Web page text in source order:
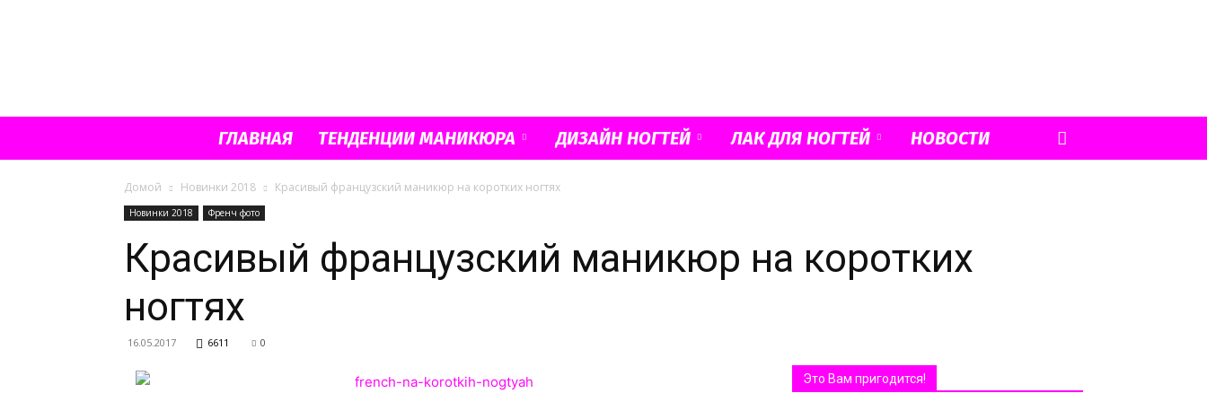
Французский
ГЛАВНАЯ ТЕНДЕНЦИИ МАНИКЮРА ДИЗАЙН НОГТЕЙ ЛАК ДЛЯ НОГТЕЙ НОВОСТИ
Домой Новинки 2018 Красивый французский маникюр на коротких ногтях
Новинки 2018 Френч фото
Красивый французский маникюр на коротких
ногтях
16.05.2017 6611 0
Это Вам пригодится!